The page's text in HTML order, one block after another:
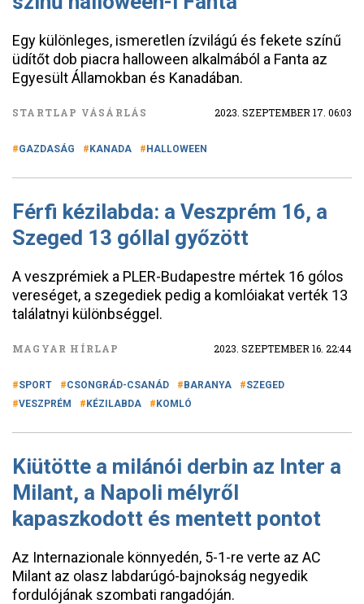
Egy különleges, ismeretlen ízvilágú és fekete színű
üdítőt dob piacra halloween alkalmából a Fanta az
Egyesült Államokban és Kanadában.
STARTLAP VÁSÁRLÁS 2023. SZEPTEMBER 17. 06:03
GAZDASÁG KANADA HALLOWEEN
Férfi kézilabda: a Veszprém 16, a
Szeged 13 góllal győzött
A veszprémiek a PLER-Budapestre mértek 16 gólos
vereséget, a szegediek pedig a komlóiakat verték 13
találatnyi különbséggel.
MAGYAR HÍRLAP 2023. SZEPTEMBER 16. 22:44
SPORT CSONGRÁD-CSANÁD BARANYA
SZEGED
VESZPRÉM
KÉZILABDA KOMLÓ
Kiütötte a milánói derbin az Inter a
Milant, a Napoli mélyről
kapaszkodott és mentett pontot
Az Internazionale könnyedén, 5-1-re verte az AC
Milant az olasz labdarúgó-bajnokság negyedik
fordulójának szombati rangadóján.